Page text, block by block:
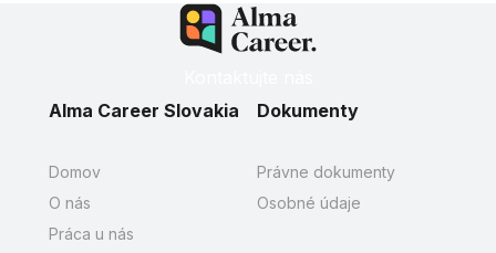
Alma Career Slovakia
Domov
O nás
Práca u nás
Dokumenty
Právne dokumenty
Osobné údaje